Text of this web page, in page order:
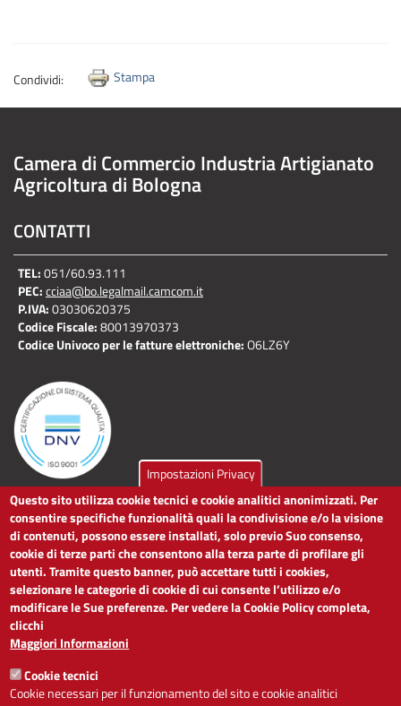
Condividi: Stampa
Camera di Commercio Industria Artigianato
Agricoltura di Bologna
CONTATTI
TEL:051/60.93.111
PEC:cciaa@bo.legalmail.camcom.it
P.IVA:03030620375
Codice Fiscale:80013970373
Codice Univoco per le fatture elettroniche:O6LZ6Y
LINK UTILI
Dichiarazione di accessibilità
Obiettivi di accessibilità
Segnalaci problemi di accessibilità
Note legali
Privacy
Accesso riservato
ACCESSIBILITÀ
Impostazioni Privacy
Questo sito utilizza cookie tecnici e cookie analitici anonimizzati. Per
consentire specifiche funzionalità quali la condivisione e/o la visione
di contenuti, possono essere installati, solo previo Suo consenso,
cookie di terze parti che consentono alla terza parte di profilare gli
utenti. Tramite questo banner, può accettare tutti i cookies,
selezionare le categorie di cookie di cui consente l’utilizzo e/o
modificare le Sue preferenze. Per vedere la Cookie Policy completa,
clicchi
Maggiori Informazioni
Cookie tecnici
Cookie necessari per il funzionamento del sito e cookie analitici